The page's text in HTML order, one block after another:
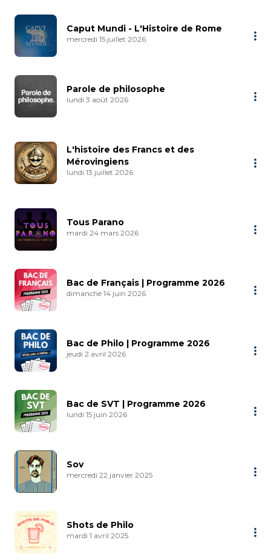
Caput Mundi - L'Histoire de Rome
mercredi 15 juillet 2026
Parole de philosophe
lundi 3 août 2026
L'histoire des Francs et des
Mérovingiens
lundi 13 juillet 2026
Tous Parano
mardi 24 mars 2026
Bac de Français | Programme 2026
dimanche 14 juin 2026
Bac de Philo | Programme 2026
jeudi 2 avril 2026
Bac de SVT | Programme 2026
lundi 15 juin 2026
Sov
mercredi 22 janvier 2025
Shots de Philo
mardi 1 avril 2025